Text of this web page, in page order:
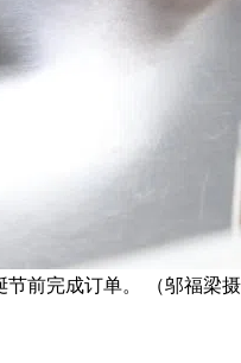
前完成订单。 （邬福梁